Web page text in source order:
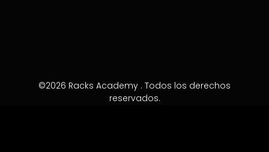
©2026 Racks Academy . Todos los derechos
reservados.